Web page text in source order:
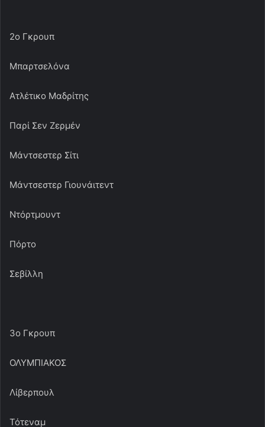
2ο Γκρουπ
Μπαρτσελόνα
Ατλέτικο Μαδρίτης
Παρί Σεν Ζερμέν
Μάντσεστερ Σίτι
Μάντσεστερ Γιουνάιτεντ
Ντόρτμουντ
Πόρτο
Σεβίλλη
3ο Γκρουπ
ΟΛΥΜΠΙΑΚΟΣ
Λίβερπουλ
Τότεναμ